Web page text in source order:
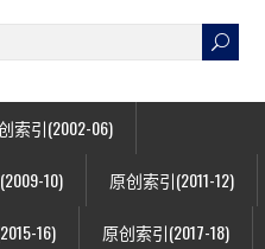
索引(2002-06)
10) 原创索引(2011-12)
16) 原创索引(2017-18)